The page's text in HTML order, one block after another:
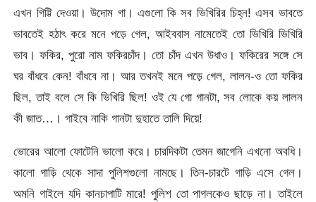
এখন গিট্টি দেওয়া। উদোম গা। এগুলো কি সব ভিখিরির চিহ্ন! এসব ভাবতে
ভাবতেই হঠাৎ করে মনে পড়ে গেল, আইববাস নামেতেই তো ভিখিরি ভিখিরি
ভাব। ফকির, পুরো নাম ফকিরচাঁদ। তো চাঁদ এখন উধাও। ফকিরের সঙ্গে সে
ঘর বাঁধবে কেন! বাঁধবে না। আর তখনই মনে পড়ে গেল, লালন-ও তো ফকির
ছিল, তাই বলে সে কি ভিখিরি ছিল! ওই যে গো গানটা, সব লোকে কয় লালন
কী জাত…। গাইবে নাকি গানটা দুহাতে তালি দিয়ে!
ভোরের আলো ফোটেনি ভালো করে। চারদিকটা তেমন জাগেনি এখনো অবধি।
কালো গাড়ি থেকে সাদা পুলিশগুলো নামছে। তিন-চারটে গাড়ি এসে গেল।
অমনি গাইলে যদি কানচাপাটি মারে! পুলিশ তো পাগলকেও ছাড়ে না। তাইলে